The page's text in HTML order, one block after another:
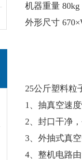
机器重量 80kg
外形尺寸
25公斤塑料粒
1、抽真空速
2、封口干净
3、外抽式真
4、整机电路